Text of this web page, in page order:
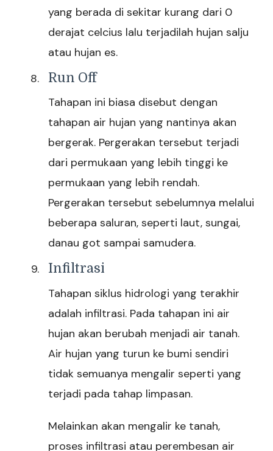
yang berada di sekitar kurang dari 0
derajat celcius lalu terjadilah hujan salju
atau hujan es.
Run Off
Tahapan ini biasa disebut dengan
tahapan air hujan yang nantinya akan
bergerak. Pergerakan tersebut terjadi
dari permukaan yang lebih tinggi ke
permukaan yang lebih rendah.
Pergerakan tersebut sebelumnya melalui
beberapa saluran, seperti laut, sungai,
danau got sampai samudera.
Infiltrasi
Tahapan siklus hidrologi yang terakhir
adalah infiltrasi. Pada tahapan ini air
hujan akan berubah menjadi air tanah.
Air hujan yang turun ke bumi sendiri
tidak semuanya mengalir seperti yang
terjadi pada tahap limpasan.
Melainkan akan mengalir ke tanah,
proses infiltrasi atau perembesan air